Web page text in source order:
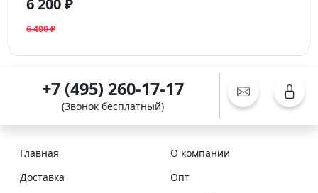
6 400 ₽
+7 (495) 260-17-17
(Звонок бесплатный)
Главная
О компании
Доставка
Опт